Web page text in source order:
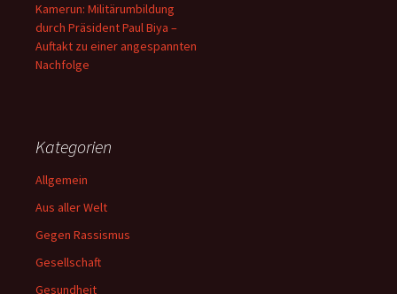
Kamerun: Militärumbildung
durch Präsident Paul Biya –
Auftakt zu einer angespannten
Nachfolge
Kategorien
Allgemein
Aus aller Welt
Gegen Rassismus
Gesellschaft
Gesundheit